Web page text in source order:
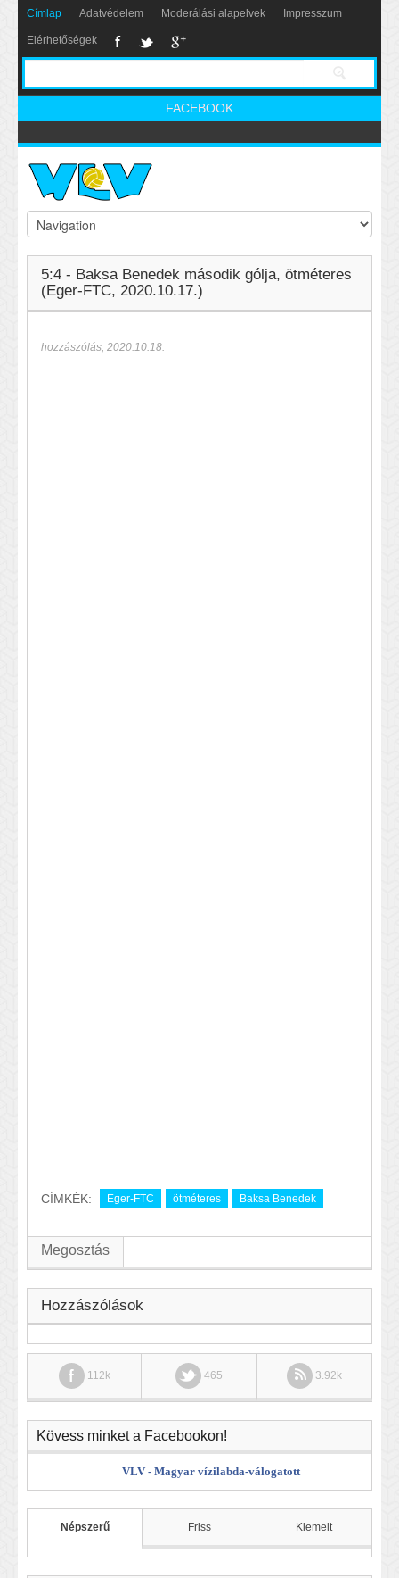
Címlap Adatvédelem Moderálási alapelvek Impresszum
Elérhetőségek
FACEBOOK
5:4 - Baksa Benedek második gólja, ötméteres
(Eger-FTC, 2020.10.17.)
hozzászólás, 2020.10.18.
CÍMKÉK: Eger-FTC ötméteres Baksa Benedek
Megosztás
Hozzászólások
112k 465 3.92k
Kövess minket a Facebookon!
VLV - Magyar vízilabda-válogatott
Népszerű Friss Kiemelt